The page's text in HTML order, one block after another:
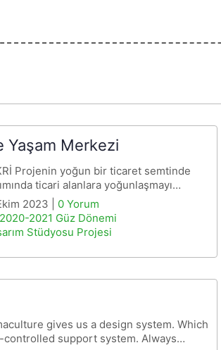
Yaşam Merkezi
Projenin yoğun bir ticaret semtinde
ticari alanlara yoğunlaşmayı…
2023 | 0 Yorum
2020-2021 Güz Dönemi
Stüdyosu Projesi
gives us a design system. Which
controlled support system. Always…